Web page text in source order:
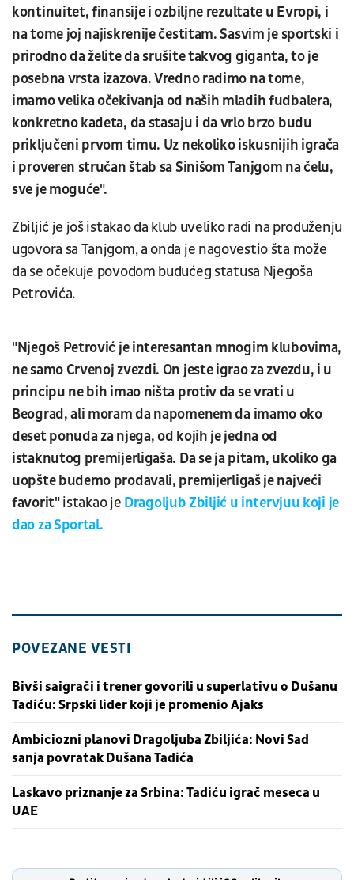
kontinuitet, finansije i ozbiljne rezultate u Evropi, i
na tome joj najiskrenije čestitam. Sasvim je sportski i
prirodno da želite da srušite takvog giganta, to je
posebna vrsta izazova. Vredno radimo na tome,
imamo velika očekivanja od naših mladih fudbalera,
konkretno kadeta, da stasaju i da vrlo brzo budu
priključeni prvom timu. Uz nekoliko iskusnijih igrača
i proveren stručan štab sa Sinišom Tanjgom na čelu,
sve je moguće".
Zbiljić je još istakao da klub uveliko radi na produženju
ugovora sa Tanjgom, a onda je nagovestio šta može
da se očekuje povodom budućeg statusa Njegoša
Petrovića.
"Njegoš Petrović je interesantan mnogim klubovima,
ne samo Crvenoj zvezdi. On jeste igrao za zvezdu, i u
principu ne bih imao ništa protiv da se vrati u
Beograd, ali moram da napomenem da imamo oko
deset ponuda za njega, od kojih je jedna od
istaknutog premijerligaša. Da se ja pitam, ukoliko ga
uopšte budemo prodavali, premijerligaš je najveći
favorit"istakao je Dragoljub Zbiljić u intervjuu koji je
dao za Sportal.
POVEZANE VESTI
Bivši saigrači i trener govorili u superlativu o Dušanu
Tadiću: Srpski lider koji je promenio Ajaks
Ambiciozni planovi Dragoljuba Zbiljića: Novi Sad
sanja povratak Dušana Tadića
Laskavo priznanje za Srbina: Tadiću igrač meseca u
UAE